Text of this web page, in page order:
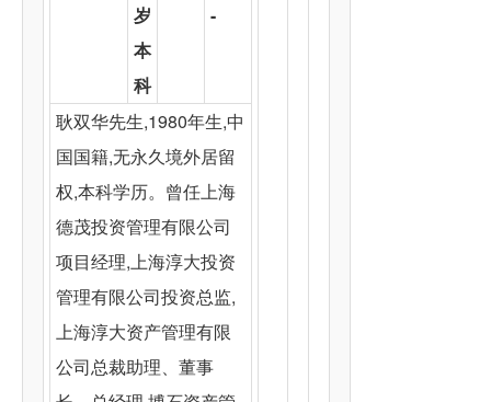
岁
本
科
-
耿双华先生,1980年生,中
国国籍,无永久境外居留
权,本科学历。曾任上海
德茂投资管理有限公司
项目经理,上海淳大投资
管理有限公司投资总监,
上海淳大资产管理有限
公司总裁助理、董事